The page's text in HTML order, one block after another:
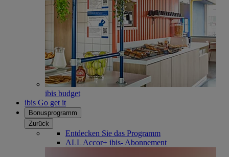
ibis budget
ibis Go get it
Bonusprogramm
Zurück
Entdecken Sie das Programm
ALL Accor+ ibis- Abonnement